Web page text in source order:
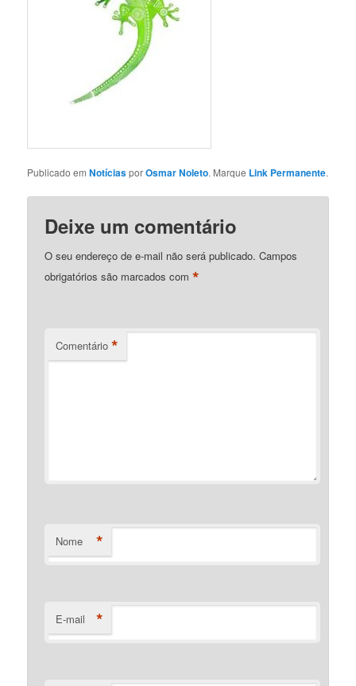
Publicado emNotíciasporOsmar Noleto. Marque Link Permanente.
Deixe um comentário
O seu endereço de e-mail não será publicado. Campos
obrigatórios são marcados com*
Comentário *
Nome *
E-mail *